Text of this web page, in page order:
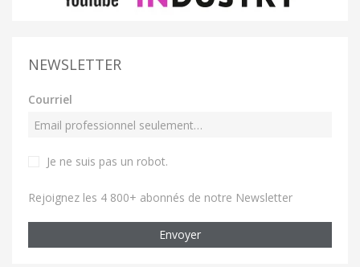
NEWSLETTER
Courriel
Je ne suis pas un robot.
Rejoignez les 4 800+ abonnés de notre Newsletter
Envoyer